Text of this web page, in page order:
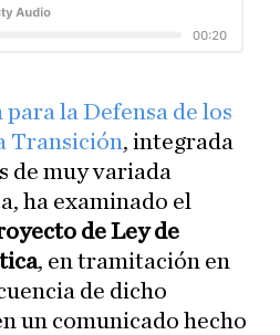
la Defensa de los
Transición, integrada
de muy variada
ha examinado el
de Ley de
, en tramitación en
de dicho
un comunicado hecho